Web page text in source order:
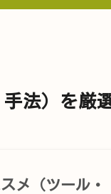
法）を厳
メ（ツール・